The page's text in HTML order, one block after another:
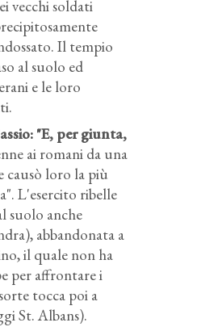
vecchi soldati
Il tempio
al suolo ed
e le loro
: "E, per giunta,
ai romani da una
causò loro la più
L'esercito ribelle
suolo anche
abbandonata a
il quale non ha
per affrontare i
tocca poi a
St. Albans).